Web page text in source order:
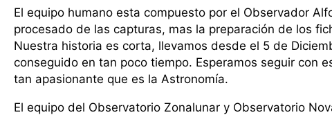
El equipo humano esta compuesto por el Observador
procesado de las capturas, mas la preparación de los
Nuestra historia es corta, llevamos desde el 5 de
conseguido en tan poco tiempo. Esperamos seguir con
tan apasionante que es la Astronomía.
El equipo del Observatorio Zonalunar y Observatorio